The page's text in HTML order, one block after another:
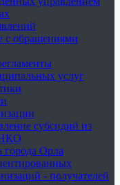
с обращениями
услуг
субсидий из
города Орла
- получателей